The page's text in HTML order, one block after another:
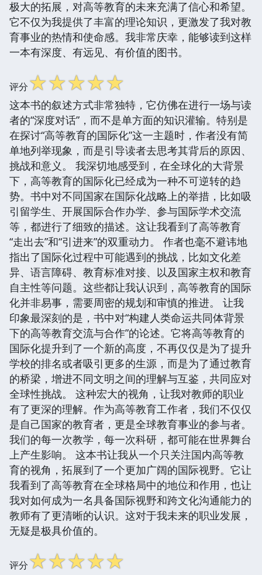
极大的拓展，对高等教育的未来充满了信心和希望。
它不仅为我提供了丰富的理论知识，更激发了我对教
育事业的热情和使命感。我非常庆幸，能够读到这样
一本有深度、有远见、有价值的图书。
评分☆☆☆☆☆
这本书的叙述方式非常独特，它仿佛在进行一场与读
者的“深度对话”，而不是单方面的知识灌输。特别是
在探讨“高等教育的国际化”这一主题时，作者没有简
单地列举现象，而是引导读者去思考其背后的原因、
挑战和意义。 我深切地感受到，在全球化的大背景
下，高等教育的国际化已经成为一种不可逆转的趋
势。书中对不同国家在国际化战略上的举措，比如吸
引留学生、开展国际合作办学、参与国际学术交流
等，都进行了细致的描述。这让我看到了高等教育
“走出去”和“引进来”的双重动力。 作者也毫不避讳地
指出了国际化过程中可能遇到的挑战，比如文化差
异、语言障碍、教育标准对接、以及国家主权和教育
自主性等问题。这些都让我认识到，高等教育的国际
化并非易事，需要周密的规划和审慎的推进。 让我
印象最深刻的是，书中对“构建人类命运共同体背景
下的高等教育交流与合作”的论述。它将高等教育的
国际化提升到了一个新的高度，不再仅仅是为了提升
学校的排名或者吸引更多的生源，而是为了通过教育
的桥梁，增进不同文明之间的理解与互鉴，共同应对
全球性挑战。 这种宏大的视角，让我对教师的职业
有了更深的理解。作为高等教育工作者，我们不仅仅
是自己国家的教育者，更是全球教育事业的参与者。
我们的每一次教学，每一次科研，都可能在世界舞台
上产生影响。 这本书让我从一个只关注国内高等教
育的视角，拓展到了一个更加广阔的国际视野。它让
我看到了高等教育在全球格局中的地位和作用，也让
我对如何成为一名具备国际视野和跨文化沟通能力的
教师有了更清晰的认识。这对于我未来的职业发展，
无疑是极具价值的。
评分☆☆☆☆☆